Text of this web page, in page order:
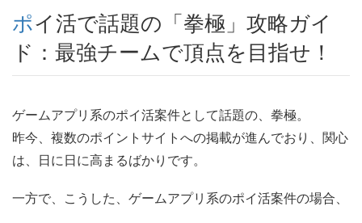
ポイ活で話題の「拳極」攻略ガイ
ド：最強チームで頂点を目指せ！
ゲームアプリ系のポイ活案件として話題の、拳極。
昨今、複数のポイントサイトへの掲載が進んでおり、関心
は、日に日に高まるばかりです。
一方で、こうした、ゲームアプリ系のポイ活案件の場合、